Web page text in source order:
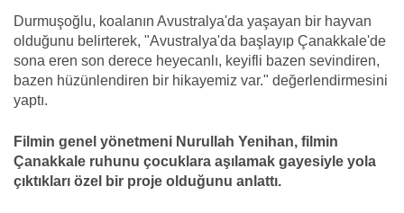
Durmuşoğlu, koalanın Avustralya'da yaşayan bir hayvan
olduğunu belirterek, "Avustralya'da başlayıp Çanakkale'de
sona eren son derece heyecanlı, keyifli bazen sevindiren,
bazen hüzünlendiren bir hikayemiz var." değerlendirmesini
yaptı.
Filmin genel yönetmeni Nurullah Yenihan, filmin
Çanakkale ruhunu çocuklara aşılamak gayesiyle yola
çıktıkları özel bir proje olduğunu anlattı.